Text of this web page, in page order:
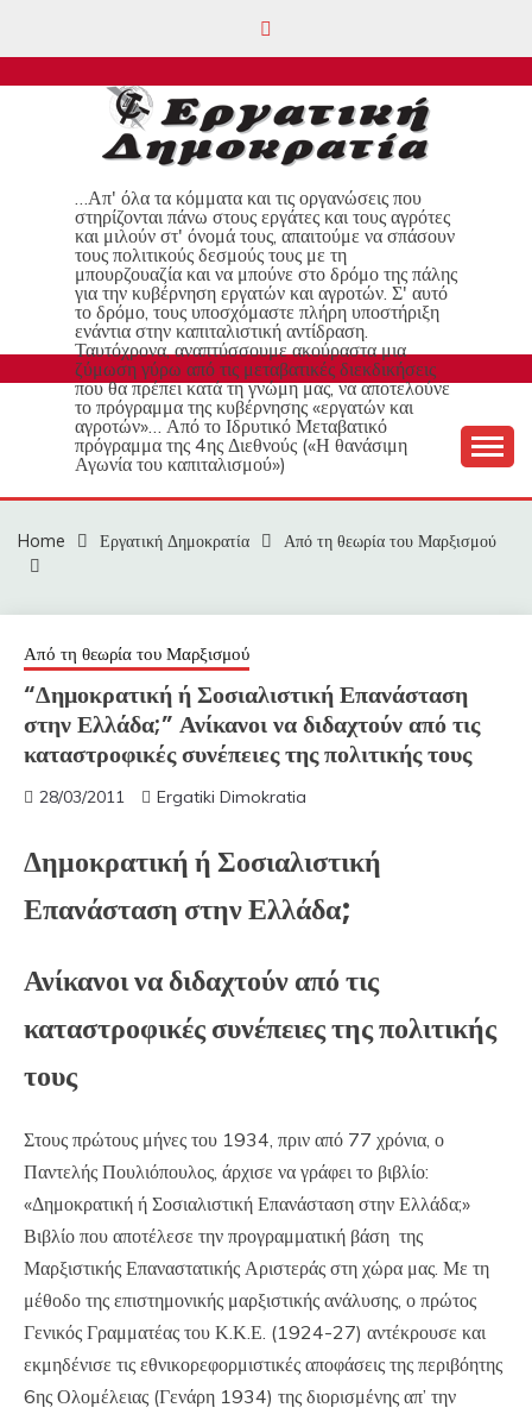
…Απ' όλα τα κόμματα και τις οργανώσεις που
στηρίζονται πάνω στους εργάτες και τους αγρότες
και μιλούν στ' όνομά τους, απαιτούμε να σπάσουν
τους πολιτικούς δεσμούς τους με τη
μπουρζουαζία και να μπούνε στο δρόμο της πάλης
για την κυβέρνηση εργατών και αγροτών. Σ' αυτό
το δρόμο, τους υποσχόμαστε πλήρη υποστήριξη
ενάντια στην καπιταλιστική αντίδραση.
Ταυτόχρονα, αναπτύσσουμε ακούραστα μια
ζύμωση γύρω από τις μεταβατικές διεκδικήσεις
που θα πρέπει κατά τη γνώμη μας, να αποτελούνε
το πρόγραμμα της κυβέρνησης «εργατών και
αγροτών»… Από το Ιδρυτικό Μεταβατικό
πρόγραμμα της 4ης Διεθνούς («Η θανάσιμη
Αγωνία του καπιταλισμού»)
Home Εργατική Δημοκρατία Από τη θεωρία του Μαρξισμού
Από τη θεωρία του Μαρξισμού
“Δημοκρατική ή Σοσιαλιστική Επανάσταση
στην Ελλάδα;” Ανίκανοι να διδαχτούν από τις
καταστροφικές συνέπειες της πολιτικής τους
28/03/2011 Ergatiki Dimokratia
Δημοκρατική ή Σοσιαλιστική
Επανάσταση στην Ελλάδα;
Ανίκανοι να διδαχτούν από τις
καταστροφικές συνέπειες της πολιτικής
τους
Στους πρώτους μήνες του 1934, πριν από 77 χρόνια, ο
Παντελής Πουλιόπουλος, άρχισε να γράφει το βιβλίο:
«Δημοκρατική ή Σοσιαλιστική Επανάσταση στην Ελλάδα;»
Βιβλίο που αποτέλεσε την προγραμματική βάση της
Μαρξιστικής Επαναστατικής Αριστεράς στη χώρα μας. Με τη
μέθοδο της επιστημονικής μαρξιστικής ανάλυσης, ο πρώτος
Γενικός Γραμματέας του Κ.Κ.Ε. (1924-27) αντέκρουσε και
εκμηδένισε τις εθνικορεφορμιστικές αποφάσεις της περιβόητης
6ης Ολομέλειας (Γενάρη 1934) της διορισμένης απ’ την